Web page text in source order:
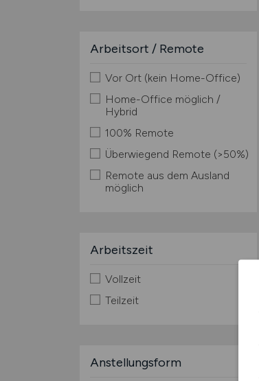
Arbeitsort / Remote
Vor Ort (kein Home-Office)
Home-Office möglich /
Hybrid
100% Remote
Überwiegend Remote (>50%)
Remote aus dem Ausland
möglich
Arbeitszeit
Vollzeit
Teilzeit
Anstellungsform